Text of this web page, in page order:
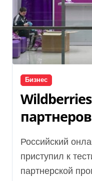
Бизнес
хабов
слогам
Российский онлайн-ритейлер Wildberries
приступил к
партнерской